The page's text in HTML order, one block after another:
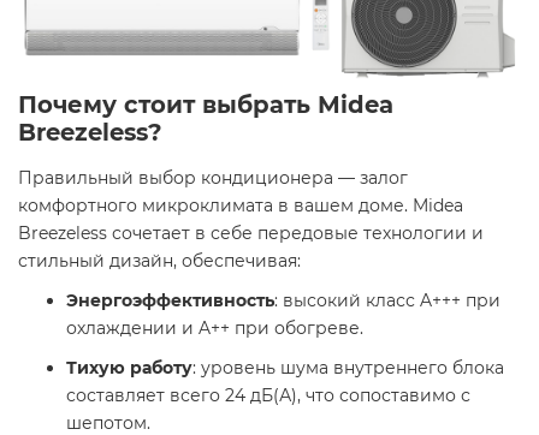
Почему стоит выбрать Midea
Breezeless?
Правильный выбор кондиционера — залог
комфортного микроклимата в вашем доме. Midea
Breezeless сочетает в себе передовые технологии и
стильный дизайн, обеспечивая:​
Энергоэффективность: высокий класс A+++ при
охлаждении и A++ при обогреве.​
Тихую работу: уровень шума внутреннего блока
составляет всего 24 дБ(А), что сопоставимо с
шепотом. ​